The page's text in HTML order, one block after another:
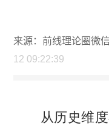
来源：前线理论圈微
12 09:22:39
从历史维度